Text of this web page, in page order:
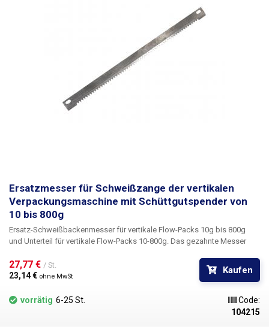
Ersatzmesser für Schweißzange der vertikalen
Verpackungsmaschine mit Schüttgutspender von
10 bis 800g
Ersatz-Schweißbackenmesser für vertikale Flow-Packs 10g bis 800g
und Unterteil für vertikale Flow-Packs 10-800g. Das gezahnte Messer
1 Stück Messer in den Backen des Packers. Das Messer mit einer
Gesamtlänge von 200mm ist aus 12mm breitem Stahlblech gefertigt, an
den Backen mittels zweier Schrauben mit Mutter gebohrt.
27,77 € / St.
23,14 € ohne MwSt
Kaufen
vorrätig 6-25 St.
Code:
104215